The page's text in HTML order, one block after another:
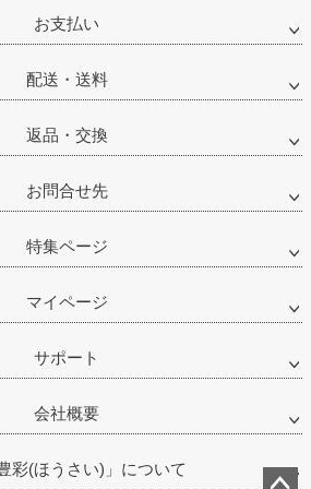
お支払い
配送・送料
返品・交換
お問合せ先
特集ページ
マイページ
サポート
会社概要
彩(ほうさい)」について